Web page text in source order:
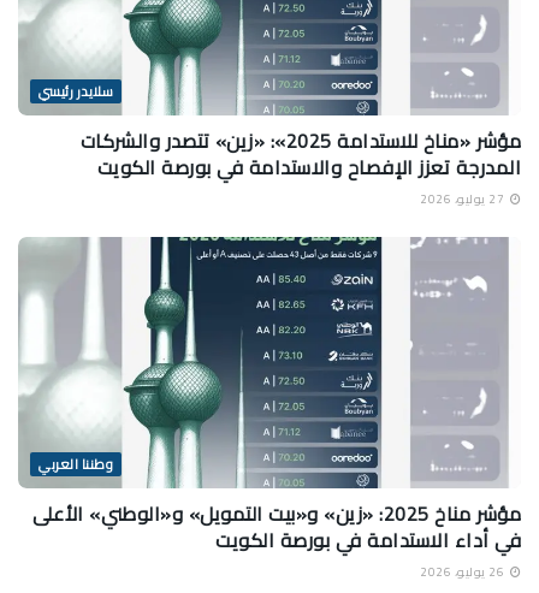
سلايدر رئيسي
مؤشر «مناخ للاستدامة 2025»: «زين» تتصدر والشركات
المدرجة تعزز الإفصاح والاستدامة في بورصة الكويت
وطننا العربي
مؤشر مناخ 2025: «زين» و«بيت التمويل» و«الوطني» الأعلى
في أداء الاستدامة في بورصة الكويت